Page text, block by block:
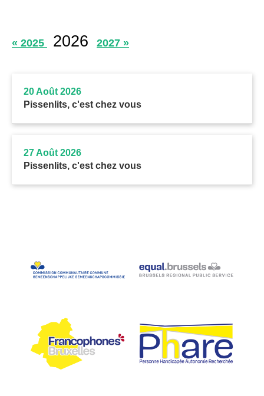
« 2025 2026 2027 »
20 Août 2026
Pissenlits, c'est chez vous
27 Août 2026
Pissenlits, c'est chez vous